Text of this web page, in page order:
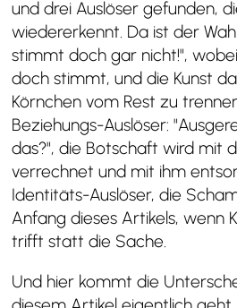
und drei Auslöser gefunden,
wiedererkennt. Da ist der
stimmt doch gar nicht!",
doch stimmt, und die Kunst
Körnchen vom Rest zu
Beziehungs-Auslöser:
das?", die Botschaft wird mit
verrechnet und mit ihm
Identitäts-Auslöser, die
Anfang dieses Artikels, wenn
trifft statt die Sache.
Und hier kommt die